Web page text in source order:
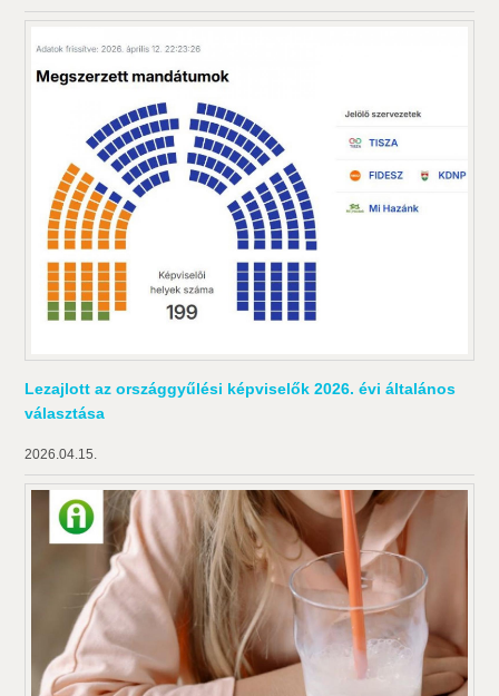
Lezajlott az országgyűlési képviselők 2026. évi általános
választása
2026.04.15.